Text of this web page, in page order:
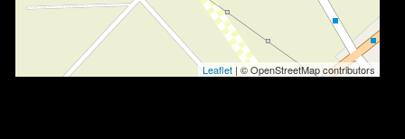
Leaflet| © OpenStreetMap contributors